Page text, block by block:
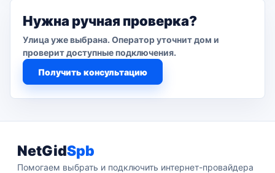
Нужна ручная проверка?
Улица уже выбрана. Оператор уточнит дом и
проверит доступные подключения.
Получить консультацию
NetGidSpb
Помогаем выбрать и подключить интернет-провайдера